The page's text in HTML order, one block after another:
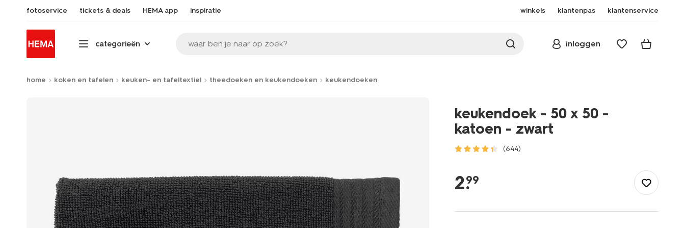
fotoservice tickets & deals HEMA app inspiratie winkels klantenpas klantenservice
categorieën waar ben je naar op zoek? inloggen
home koken en tafelen keuken- en tafeltextiel theedoeken en keukendoeken keukendoeken
keukendoek - 50 x 50 -
katoen - zwart
(644)
tafeltextiel/theedoeken-
2.
99